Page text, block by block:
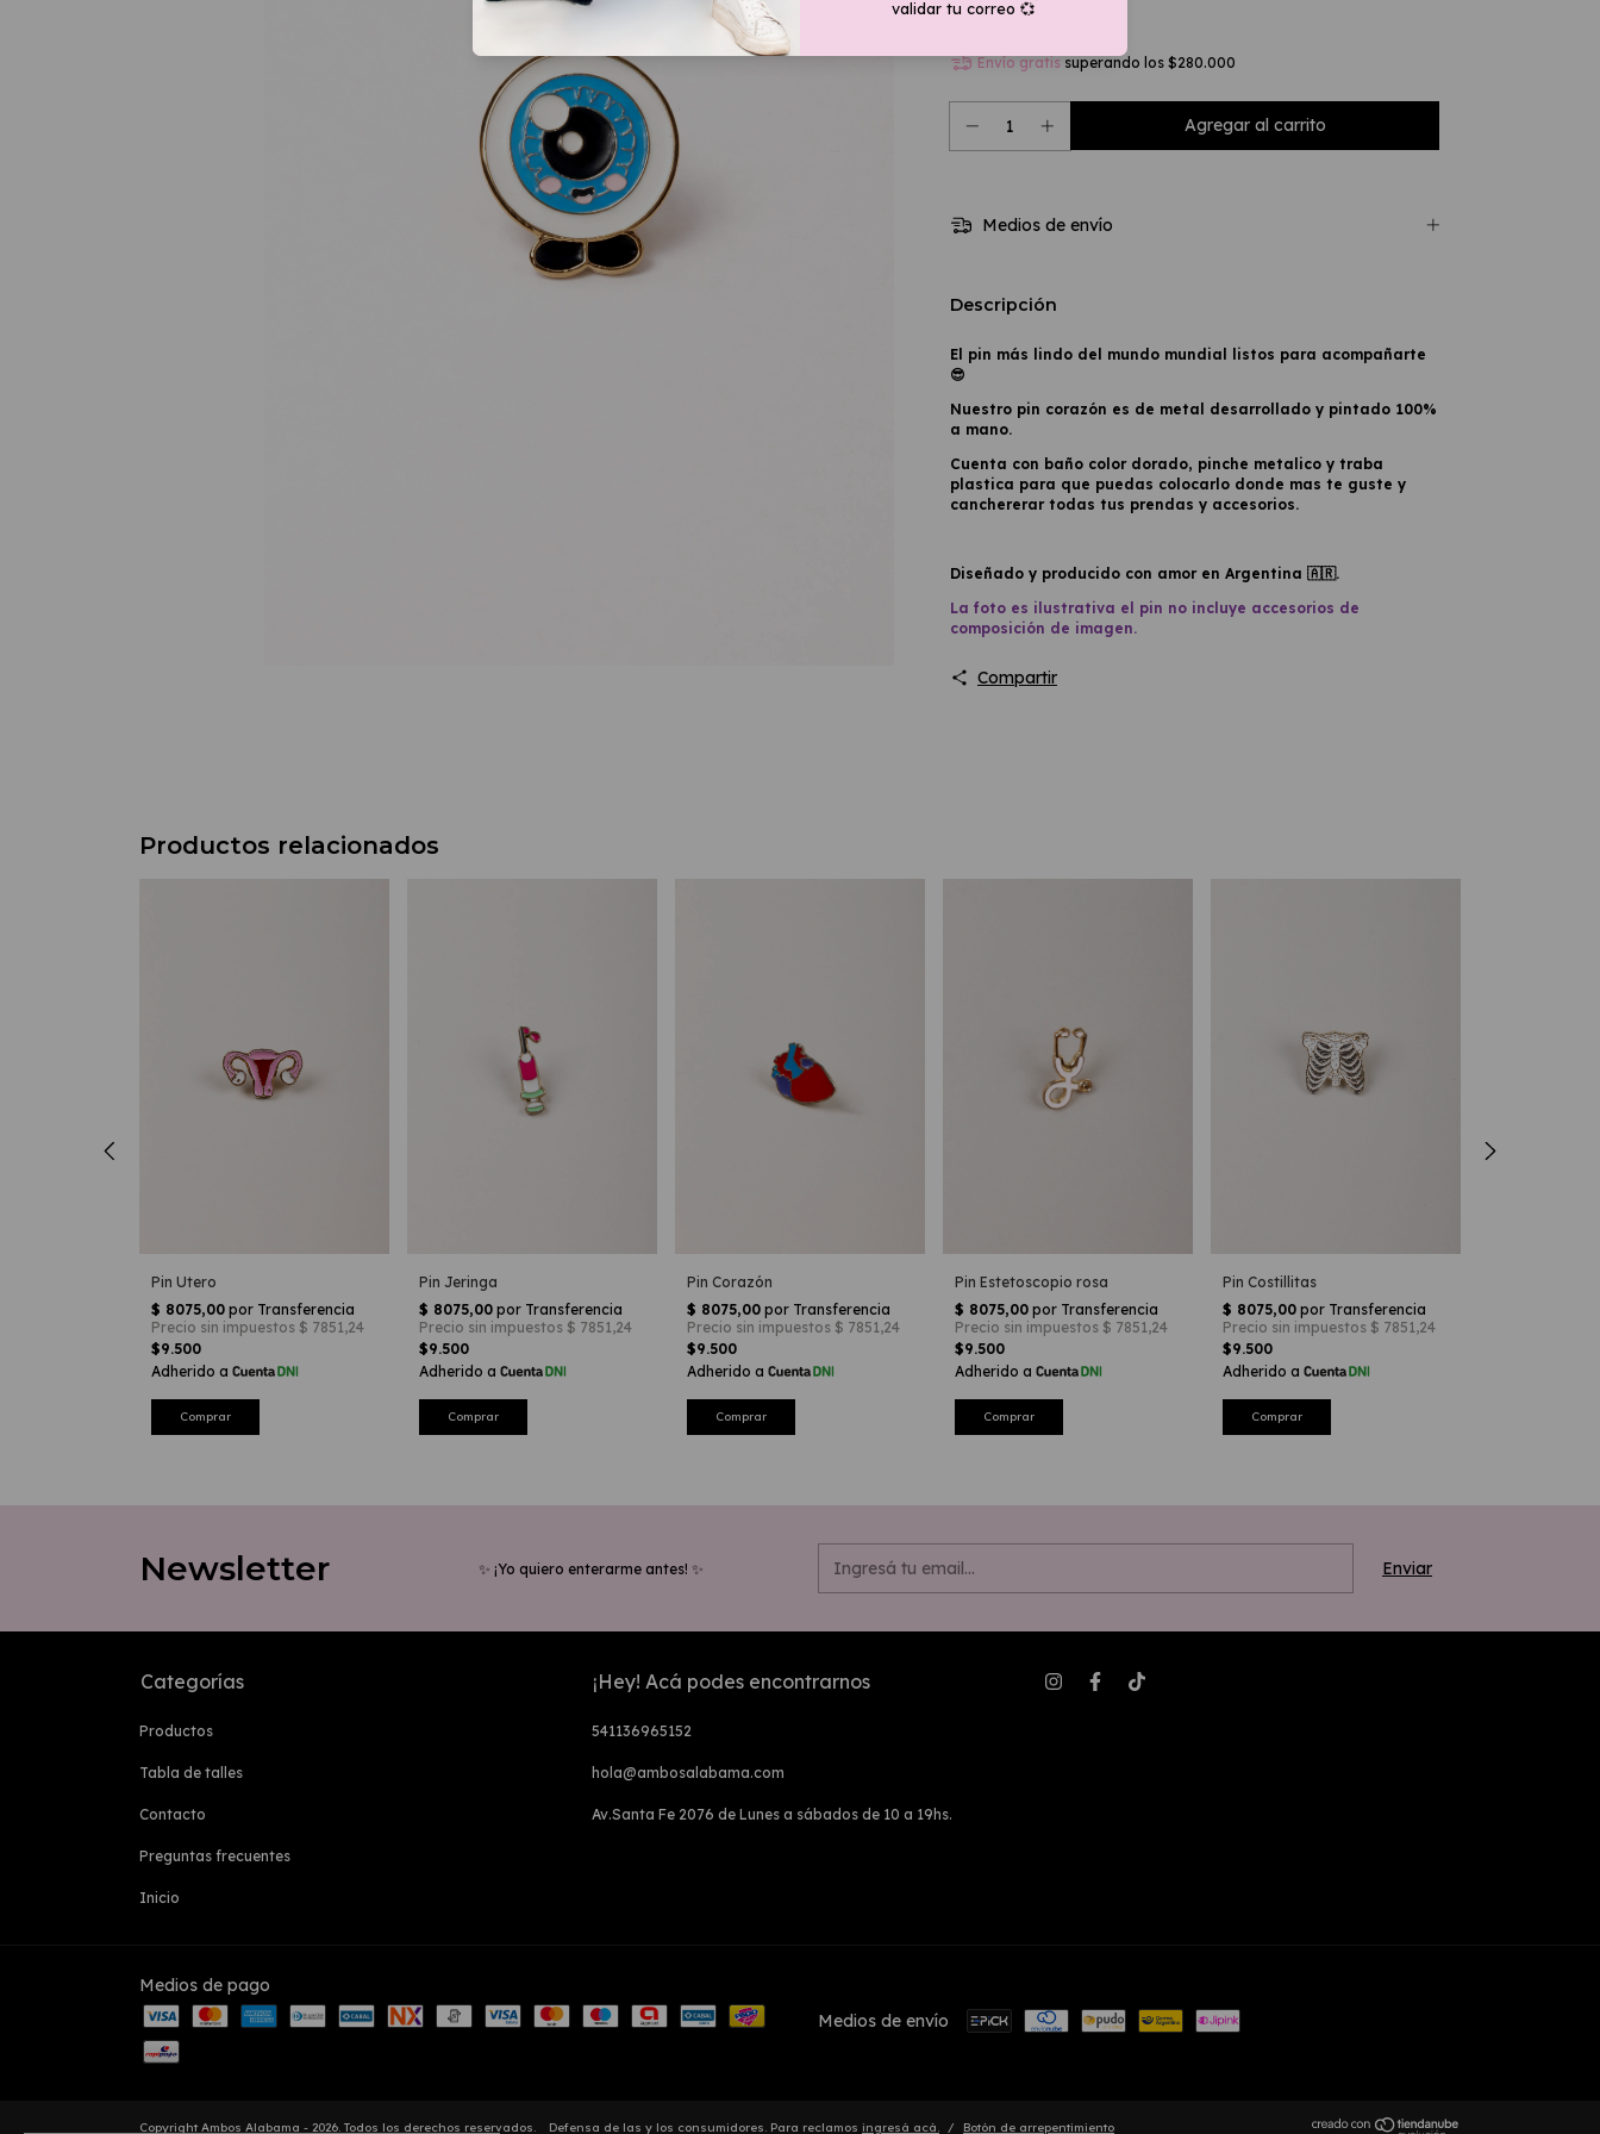
Envío gratis superando los $280.000
Medios de envío
Descripción
El pin más lindo del mundo mundial listos para acompañarte
😎
Nuestro pin corazón es de metal desarrollado y pintado 100%
a mano.
Cuenta con baño color dorado, pinche metalico y traba
plastica para que puedas colocarlo donde mas te guste y
canchererar todas tus prendas y accesorios.
Diseñado y producido con amor en Argentina 🇦🇷.
La foto es ilustrativa el pin no incluye accesorios de
composición de imagen.
Compartir
Productos relacionados
Pin Utero
$9.500
Pin Jeringa
$9.500
Pin Corazón
$9.500
Pin Estetoscopio rosa
$9.500
Pin Costillitas
$9.500
Newsletter ✨ ¡Yo quiero enterarme antes! ✨
Categorías
Productos
Tabla de talles
Contacto
Preguntas frecuentes
Inicio
¡Hey! Acá podes encontrarnos
541136965152
hola@ambosalabama.com
Av.Santa Fe 2076 de Lunes a sábados de 10 a 19hs.
Medios de pago
Medios de envío
Copyright Ambos Alabama - 2026. Todos los derechos reservados. Defensa de las y los consumidores. Para reclamos ingresá acá. / Botón de arrepentimiento
validar tu correo 💞